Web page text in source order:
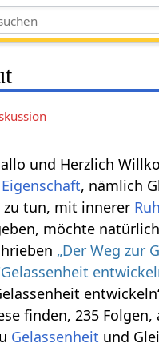
und Herzlich
Eigenschaft, nämlich
zu tun, mit innerer
möchte
„Der Weg zur
finden, 235
Gelassenheit und